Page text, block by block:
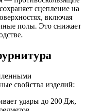
сцепление на
включая
полы. Это снижает
свойства изделий:
удары до 200 Дж,